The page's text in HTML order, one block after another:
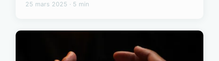
25 mars 2025 · 5 min